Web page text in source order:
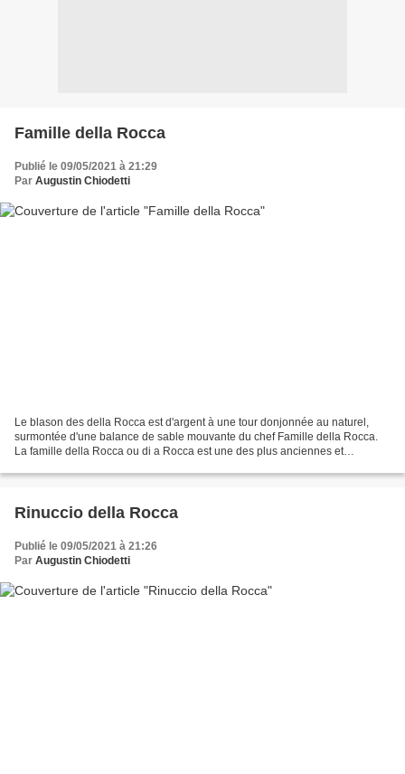
Famille della Rocca
Publié le 09/05/2021 à 21:29
Par Augustin Chiodetti
Le blason des della Rocca est d'argent à une tour donjonnée au naturel,
surmontée d'une balance de sable mouvante du chef Famille della Rocca.
La famille della Rocca ou di a Rocca est une des plus anciennes et
Rinuccio della Rocca
Publié le 09/05/2021 à 21:26
Par Augustin Chiodetti